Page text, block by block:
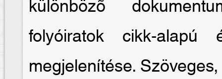
különbözõ
folyóiratok cikk-alapú
megjelenítése.